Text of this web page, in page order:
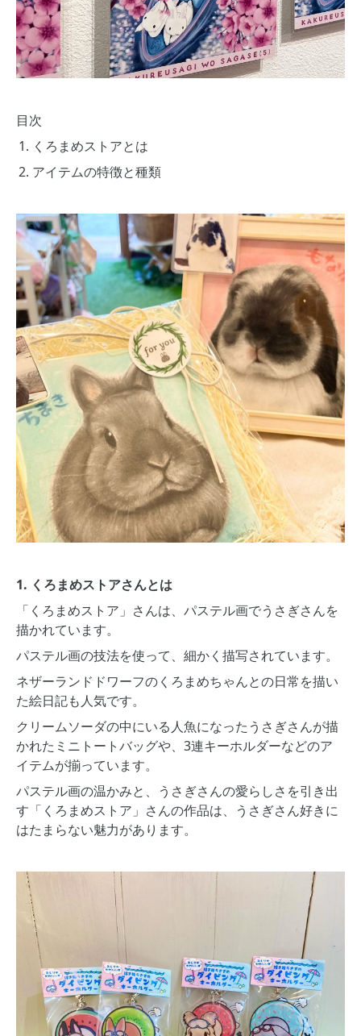
目次
くろまめストアとは
アイテムの特徴と種類
1. くろまめストアさんとは
「くろまめストア」さんは、パステル画でうさぎさんを
描かれています。
パステル画の技法を使って、細かく描写されています。
ネザーランドドワーフのくろまめちゃんとの日常を描い
た絵日記も人気です。
クリームソーダの中にいる人魚になったうさぎさんが描
かれたミニトートバッグや、3連キーホルダーなどのア
イテムが揃っています。
パステル画の温かみと、うさぎさんの愛らしさを引き出
す「くろまめストア」さんの作品は、うさぎさん好きに
はたまらない魅力があります。